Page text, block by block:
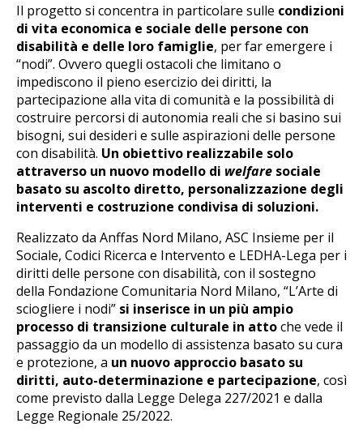
Il progetto si concentra in particolare sulle condizioni
di vita economica e sociale delle persone con
disabilità e delle loro famiglie, per far emergere i
“nodi”. Ovvero quegli ostacoli che limitano o
impediscono il pieno esercizio dei diritti, la
partecipazione alla vita di comunità e la possibilità di
costruire percorsi di autonomia reali che si basino sui
bisogni, sui desideri e sulle aspirazioni delle persone
con disabilità. Un obiettivo realizzabile solo
attraverso un nuovo modello di welfare sociale
basato su ascolto diretto, personalizzazione degli
interventi e costruzione condivisa di soluzioni.
Realizzato da Anffas Nord Milano, ASC Insieme per il
Sociale, Codici Ricerca e Intervento e LEDHA-Lega per i
diritti delle persone con disabilità, con il sostegno
della Fondazione Comunitaria Nord Milano, “L’Arte di
sciogliere i nodi” si inserisce in un più ampio
processo di transizione culturale in attoche vede il
passaggio da un modello di assistenza basato su cura
e protezione, a un nuovo approccio basato su
diritti, auto-determinazione e partecipazione, così
come previsto dalla Legge Delega 227/2021 e dalla
Legge Regionale 25/2022.